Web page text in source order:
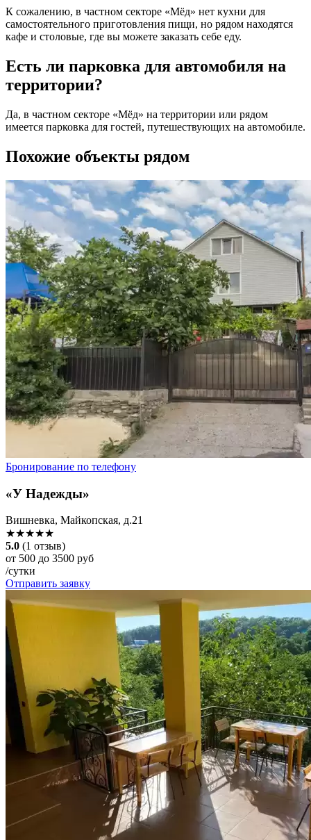
К сожалению, в частном секторе «Мёд» нет кухни для
самостоятельного приготовления пищи, но рядом находятся
кафе и столовые, где вы можете заказать себе еду.
Есть ли парковка для автомобиля на
территории?
Да, в частном секторе «Мёд» на территории или рядом
имеется парковка для гостей, путешествующих на автомобиле.
Похожие объекты рядом
Бронирование по телефону
«У Надежды»
Вишневка, Майкопская, д.21
★★★★★
5.0 (1 отзыв)
от 500 до 3500 руб
/сутки
Отправить заявку